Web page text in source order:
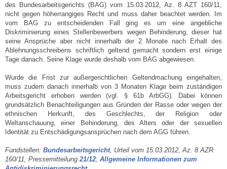
des Bundesarbeitsgerichts (BAG) vom 15.03.2012, Az. 8 AZT 160/11,
nicht gegen höherrangiges Recht und muss daher beachtet werden. Im
vom BAG zu entscheidenden Fall ging es um eine angebliche
Diskriminierung eines Stellenbewerbers wegen Behinderung, dieser hat
seine Ansprüche aber nicht innerhalb der 2 Monate nach Erhalt des
Ablehnungsschreibens schriftlich geltend gemacht sondern erst einige
Tage danach. Seine Klage wurde deshalb vom BAG abgewiesen.
Wurde die Frist zur außergerichtlichen Geltendmachung eingehalten,
muss zudem danach innerhalb von 3 Monaten Klage beim zuständigen
Arbeitsgericht erhoben werden (vgl. § 61b ArbGG). Dabei können
grundsätzlich Benachteiligungen aus Gründen der Rasse oder wegen der
ethnischen Herkunft, des Geschlechts, der Religion oder
Weltanschauung, einer Behinderung, des Alters oder der sexuellen
Identität zu Entschädigungsansprüchen nach dem AGG führen.
Fundstellen: Bundesarbeitsgericht, Urteil vom 15.03.2012, Az. 8 AZR
160/11, Pressemitteilung 21/12; Allgemeine Informationen zum